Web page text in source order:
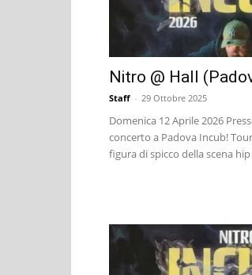
Nitro @ Hall
Staff - 29 Ottobre 2025
Domenica 12 Aprile 2026
concerto a Padova Incub!
figura di spicco della scena